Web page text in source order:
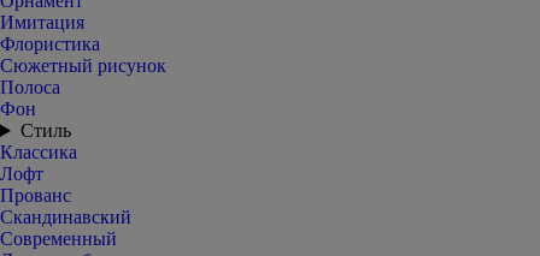
Имитация
Флористика
Сюжетный рисунок
Полоса
Фон
Стиль
Классика
Лофт
Прованс
Скандинавский
Современный